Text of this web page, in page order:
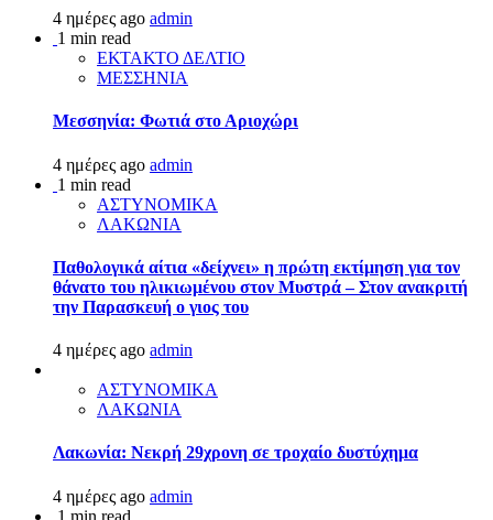
4 ημέρες ago admin
1 min read
ΕΚΤΑΚΤΟ ΔΕΛΤΙΟ
ΜΕΣΣΗΝΙΑ
Μεσσηνία: Φωτιά στο Αριοχώρι
4 ημέρες ago admin
1 min read
ΑΣΤΥΝΟΜΙΚΑ
ΛΑΚΩΝΙΑ
Παθολογικά αίτια «δείχνει» η πρώτη εκτίμηση για τον
θάνατο του ηλικιωμένου στον Μυστρά – Στον ανακριτή
την Παρασκευή ο γιος του
4 ημέρες ago admin
ΑΣΤΥΝΟΜΙΚΑ
ΛΑΚΩΝΙΑ
Λακωνία: Νεκρή 29χρονη σε τροχαίο δυστύχημα
4 ημέρες ago admin
1 min read